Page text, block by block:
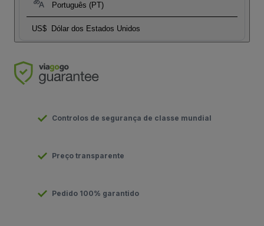
Português (PT)
US$ Dólar dos Estados Unidos
Controlos de segurança de classe mundial
Preço transparente
Pedido 100% garantido